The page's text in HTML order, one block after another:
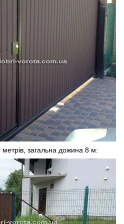
метрів, загальна дожина 8 м: